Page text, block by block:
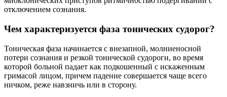
отключением сознания.
Чем характеризуется фаза тонических судорог?
Тоническая фаза начинается с внезапной, молниеносной
потери сознания и резкой тонической судороги, во время
которой больной падает как подкошенный с искаженным
гримасой лицом, причем падение совершается чаще всего
ничком, реже навзничь или в сторону.